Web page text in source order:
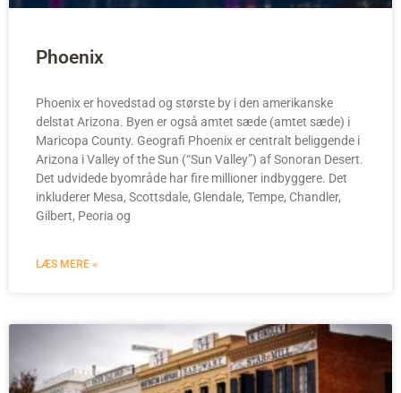
Phoenix
Phoenix er hovedstad og største by i den amerikanske
delstat Arizona. Byen er også amtet sæde (amtet sæde) i
Maricopa County. Geografi Phoenix er centralt beliggende i
Arizona i Valley of the Sun (“Sun Valley”) af Sonoran Desert.
Det udvidede byområde har fire millioner indbyggere. Det
inkluderer Mesa, Scottsdale, Glendale, Tempe, Chandler,
Gilbert, Peoria og
LÆS MERE »